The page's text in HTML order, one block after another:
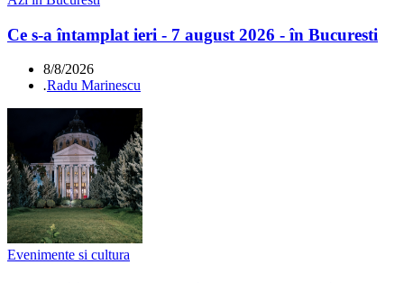
Ce s-a întamplat ieri - 7 august 2026 - în Bucuresti
8/8/2026
.Radu Marinescu
Evenimente si cultura